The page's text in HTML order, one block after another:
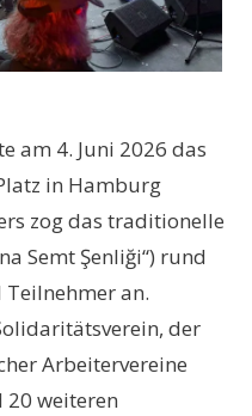
am 4. Juni 2026 das
in Hamburg
zog das traditionelle
Semt Şenliği“) rund
an.
der
Arbeitervereine
20 weiteren